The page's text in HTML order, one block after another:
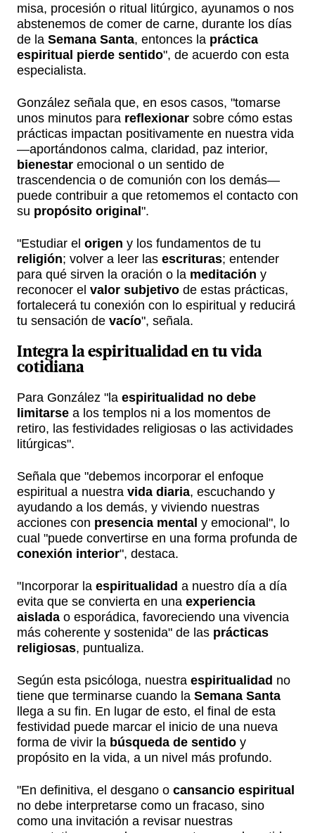
misa, procesión o ritual litúrgico, ayunamos o nos
abstenemos de comer de carne, durante los días
de la Semana Santa, entonces la práctica
espiritual pierde sentido", de acuerdo con esta
especialista.
González señala que, en esos casos, "tomarse
unos minutos para reflexionar sobre cómo estas
prácticas impactan positivamente en nuestra vida
—aportándonos calma, claridad, paz interior,
bienestar emocional o un sentido de
trascendencia o de comunión con los demás—
puede contribuir a que retomemos el contacto con
su propósito original".
"Estudiar el origen y los fundamentos de tu
religión; volver a leer las escrituras; entender
para qué sirven la oración o la meditación y
reconocer el valor subjetivo de estas prácticas,
fortalecerá tu conexión con lo espiritual y reducirá
tu sensación de vacío", señala.
Integra laespiritualidaden tuvida
cotidiana
Para González "la espiritualidad no debe
limitarse a los templos ni a los momentos de
retiro, las festividades religiosas o las actividades
litúrgicas".
Señala que "debemos incorporar el enfoque
espiritual a nuestra vida diaria, escuchando y
ayudando a los demás, y viviendo nuestras
acciones con presencia mental y emocional", lo
cual "puede convertirse en una forma profunda de
conexión interior", destaca.
"Incorporar la espiritualidad a nuestro día a día
evita que se convierta en una experiencia
aislada o esporádica, favoreciendo una vivencia
más coherente y sostenida" de las prácticas
religiosas, puntualiza.
Según esta psicóloga, nuestra espiritualidad no
tiene que terminarse cuando la Semana Santa
llega a su fin. En lugar de esto, el final de esta
festividad puede marcar el inicio de una nueva
forma de vivir la búsqueda de sentido y
propósito en la vida, a un nivel más profundo.
"En definitiva, el desgano o cansancio espiritual
no debe interpretarse como un fracaso, sino
como una invitación a revisar nuestras